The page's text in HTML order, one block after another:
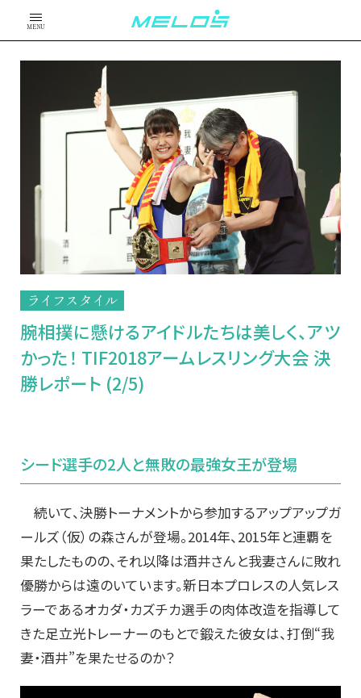
MENU
ライフスタイル
腕相撲に懸けるアイドルたちは美しく、アツ
かった！ TIF2018アームレスリング大会 決
勝レポート (2/5)
シード選手の2人と無敗の最強女王が登場
続いて、決勝トーナメントから参加するアップアップガ
ールズ（仮）の森さんが登場。2014年、2015年と連覇を
果たしたものの、それ以降は酒井さんと我妻さんに敗れ
優勝からは遠のいています。新日本プロレスの人気レス
ラーであるオカダ・カズチカ選手の肉体改造を指導して
きた足立光トレーナーのもとで鍛えた彼女は、打倒“我
妻・酒井”を果たせるのか？